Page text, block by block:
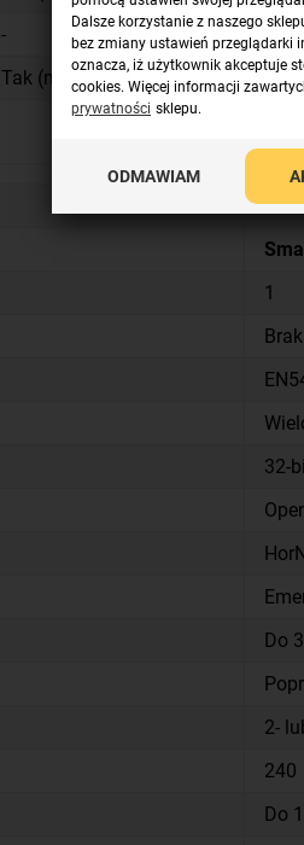
- -
Tak (maks. 3) -
1
Brak
32-
Do
2-
240
Do
Dalsze korzystanie z naszego
bez zmiany ustawień przeglądarki
oznacza, iż użytkownik akceptuje
cookies. Więcej informacji
prywatności sklepu.
ODMAWIAM